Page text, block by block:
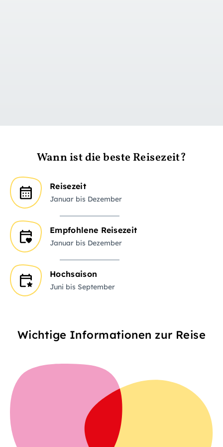
Wann ist die beste Reisezeit?
Reisezeit
Januar bis Dezember
Empfohlene Reisezeit
Januar bis Dezember
Hochsaison
Juni bis September
Wichtige Informationen zur Reise